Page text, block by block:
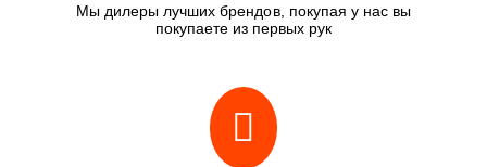
Мы дилеры лучших брендов, покупая у нас вы
покупаете из первых рук